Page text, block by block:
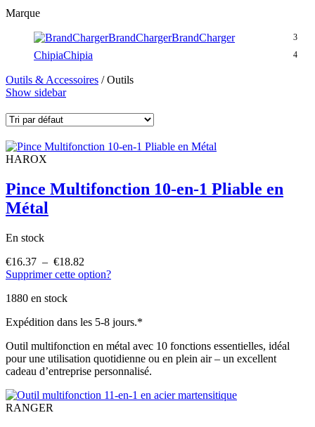
Marque
BrandChargerBrandCharger 3
ChipiaChipia 4
Outils & Accessoires /Outils
Show sidebar
HAROX
Pince Multifonction 10-en-1 Pliable en
Métal
En stock
€16.37 – €18.82
de
€18.82
Supprimer cette option?
1880 en stock
Expédition dans les 5-8 jours.*
Outil multifonction en métal avec 10 fonctions essentielles, idéal
pour une utilisation quotidienne ou en plein air – un excellent
cadeau d’entreprise personnalisé.
RANGER